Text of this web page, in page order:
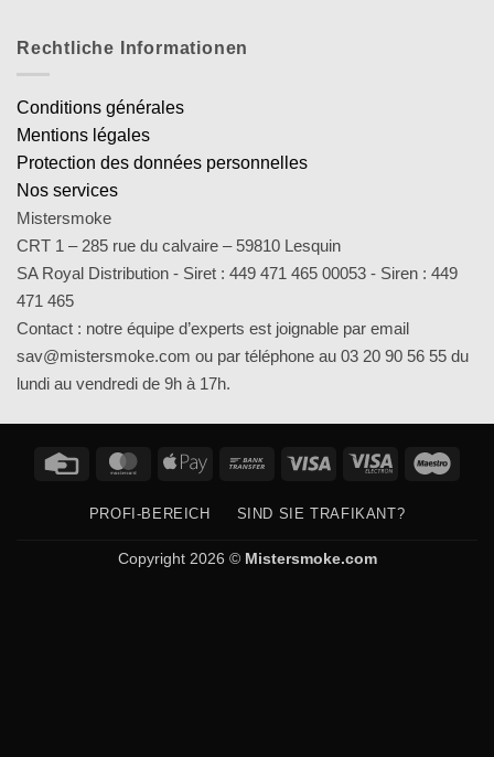
Rechtliche Informationen
Conditions générales
Mentions légales
Protection des données personnelles
Nos services
Mistersmoke
CRT 1 – 285 rue du calvaire – 59810 Lesquin
SA Royal Distribution - Siret : 449 471 465 00053 - Siren : 449
471 465
Contact : notre équipe d’experts est joignable par email
sav@mistersmoke.com ou par téléphone au 03 20 90 56 55 du
lundi au vendredi de 9h à 17h.
Credit
MasterCardApple
Bank
Visa
Visa
PROFI-BEREICH SIND SIE TRAFIKANT?
Copyright 2026 © Mistersmoke.com